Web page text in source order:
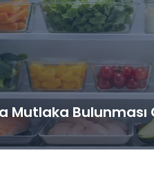
Mutlaka Bulunması